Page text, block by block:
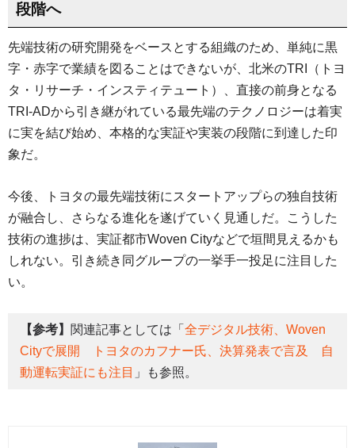
段階へ
先端技術の研究開発をベースとする組織のため、単純に黒
字・赤字で業績を図ることはできないが、北米のTRI（トヨ
タ・リサーチ・インスティテュート）、直接の前身となる
TRI-ADから引き継がれている最先端のテクノロジーは着実
に実を結び始め、本格的な実証や実装の段階に到達した印
象だ。
今後、トヨタの最先端技術にスタートアップらの独自技術
が融合し、さらなる進化を遂げていく見通しだ。こうした
技術の進捗は、実証都市Woven Cityなどで垣間見えるかも
しれない。引き続き同グループの一挙手一投足に注目した
い。
【参考】 関連記事としては「 全デジタル技術、Woven
Cityで展開 トヨタのカフナー氏、決算発表で言及 自
動運転実証にも注目 」も参照。